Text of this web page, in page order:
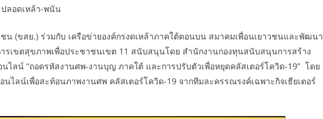
ลอดเหล้า-พนัน
ชน (ขสย.) ร่วมกับ เครือข่ายองค์กรงดเหล้าภาคใต้ตอนบน สมาคมเพื่อนเยาวชนและพัฒนา
รเขตสุขภาพเพื่อประชาชนเขต 11 สนับสนุนโดย สำนักงานกองทุนสนับสนุนการสร้าง
ไลน์ “ถอดรหัสงานศพ-งานบุญ ภาคใต้ และการปรับตัวเพื่อหยุดคลัสเตอร์โควิด-19” โดย
นไลน์เพื่อสะท้อนภาพงานศพ คลัสเตอร์โควิด-19 จากทีมละครรณรงค์เฉพาะกิจเธียเตอร์